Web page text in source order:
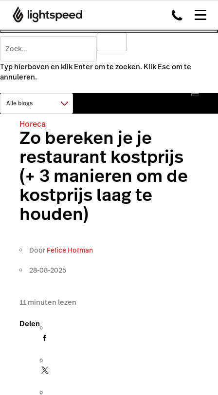
Typ hierboven en klik Enter om te zoeken. Klik Esc om te
annuleren.
Horeca
Zo bereken je je
restaurant kostprijs
(+ 3 manieren om de
kostprijs laag te
houden)
Door Felice Hofman
28-08-2025
11minuten lezen
Delen